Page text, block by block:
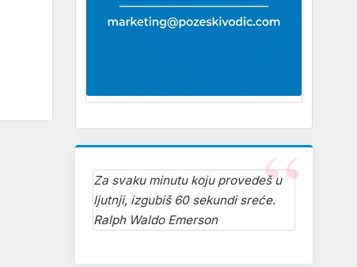
Za svaku minutu koju provedeš u
ljutnji, izgubiš 60 sekundi sreće.
Ralph Waldo Emerson